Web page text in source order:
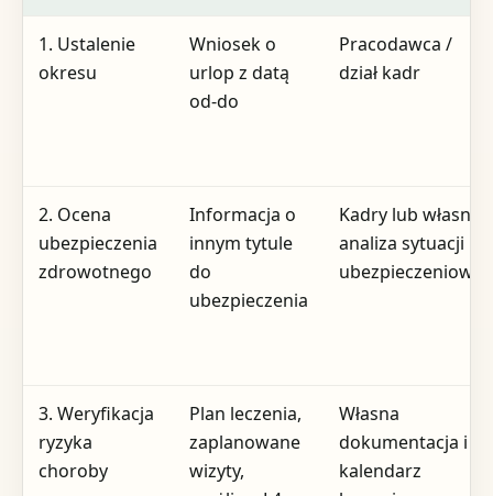
1. Ustalenie
okresu
Wniosek o
urlop z datą
od-do
Pracodawca /
dział kadr
2. Ocena
ubezpieczenia
zdrowotnego
Informacja o
innym tytule
do
ubezpieczenia
Kadry lub własna
analiza sytuacji
ubezpieczeniowej
3. Weryfikacja
ryzyka
choroby
Plan leczenia,
zaplanowane
wizyty,
Własna
dokumentacja i
kalendarz